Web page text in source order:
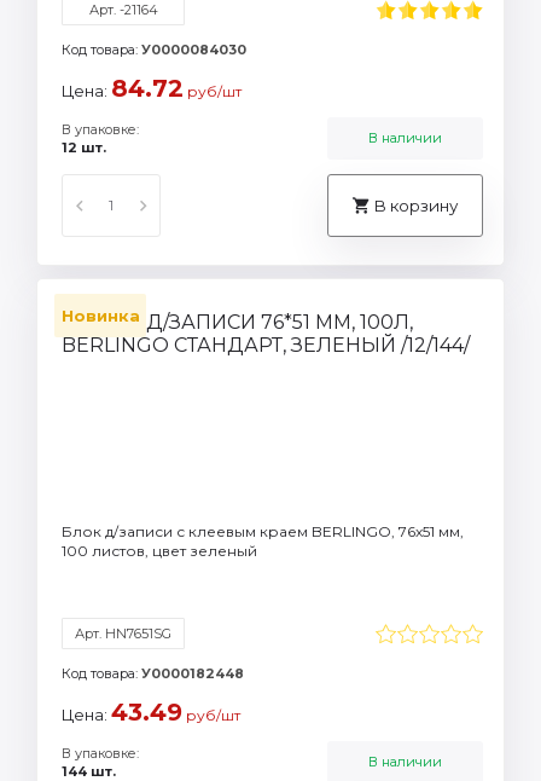
Арт. -21164
Код товара: У0000084030
Цена: 84.72 руб/шт
В упаковке:
12 шт.
В наличии
В корзину
Новинка
Блок д/записи с клеевым краем BERLINGO, 76х51 мм,
100 листов, цвет зеленый
Арт. HN7651SG
Код товара: У0000182448
Цена: 43.49 руб/шт
В упаковке:
144 шт.
В наличии